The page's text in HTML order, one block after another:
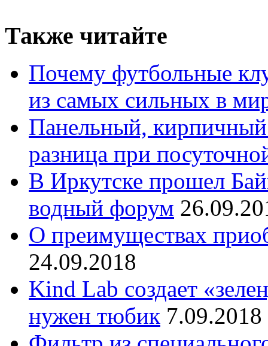
Также читайте
Почему футбольные
из самых сильных в
Панельный,
разница при
В Иркутске прошел
водный форум
О преимуществах
24.09.2018
Kind Lab создает
нужен тюбик 7.09.2018